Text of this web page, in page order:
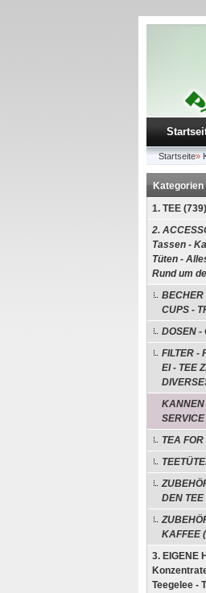
Startseite»
Kategorien
1. TEE (739)
2.
Tassen -
Tüten -
Rund um
BECHER
CUPS -
DOSEN -
FILTER -
EI - TEE
KANNEN
TEA
DEN TEE
KAFFEE
3. EIGENE
Teegelee -